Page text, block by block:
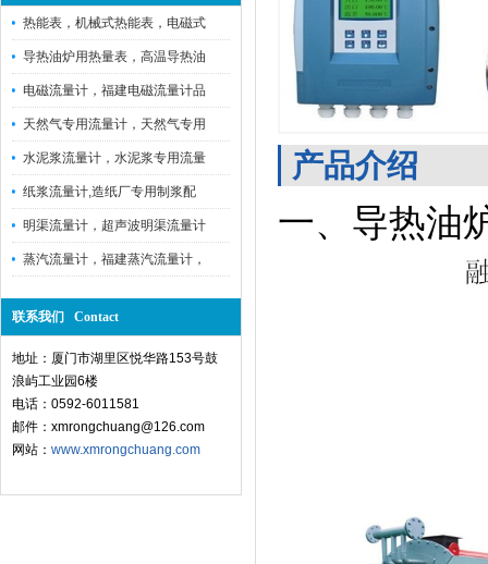
热能表，机械式热能表，电磁式
导热油炉用热量表，高温导热油
电磁流量计，福建电磁流量计品
天然气专用流量计，天然气专用
水泥浆流量计，水泥浆专用流量
纸浆流量计,造纸厂专用制浆配
明渠流量计，超声波明渠流量计
蒸汽流量计，福建蒸汽流量计，
联系我们 Contact
地址：厦门市湖里区悦华路153号鼓
浪屿工业园6楼
电话：0592-6011581
邮件：xmrongchuang@126.com
网站： www.xmrongchuang.com
产品介绍
一、导热油